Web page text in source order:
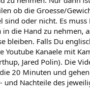
ob die Groesse/
sind oder nicht. Es muss
in die Hand zu nehmen,
bleiben. Falls Du
Youtube Kanaele mit
Jared Polin). Die
20 Minuten und
und Nachteile des